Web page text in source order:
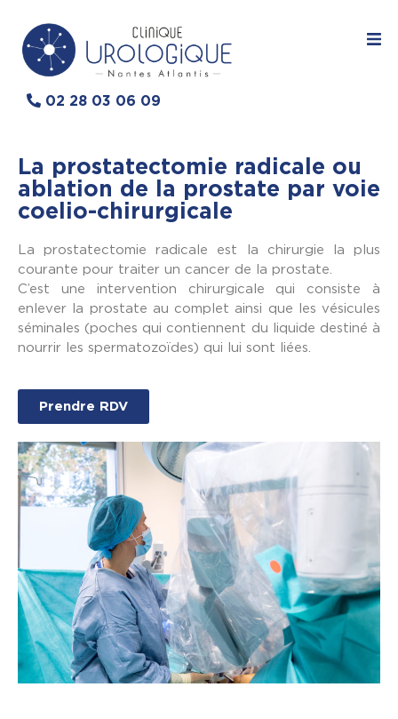
02 28 03 06 09
La prostatectomie radicale ou
ablation de la prostate par voie
coelio-chirurgicale
La prostatectomie radicale est la chirurgie la plus
courante pour traiter un cancer de la prostate.
C’est une intervention chirurgicale qui consiste à
enlever la prostate au complet ainsi que les vésicules
séminales (poches qui contiennent du liquide destiné à
nourrir les spermatozoïdes) qui lui sont liées.
Prendre RDV